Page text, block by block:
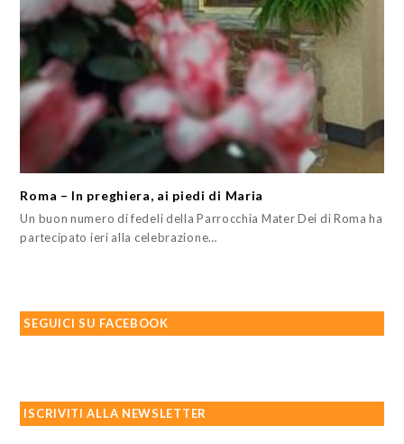
Roma – In preghiera, ai piedi di Maria
Un buon numero di fedeli della Parrocchia Mater Dei di Roma ha
partecipato ieri alla celebrazione…
SEGUICI SU FACEBOOK
ISCRIVITI ALLA NEWSLETTER